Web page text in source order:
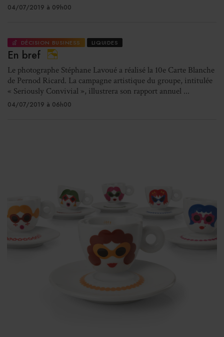
04/07/2019 à 09h00
DÉCISION BUSINESS LIQUIDES
En bref
Le photographe Stéphane Lavoué a réalisé la 10e Carte Blanche
de Pernod Ricard. La campagne artistique du groupe, intitulée
« Seriously Convivial », illustrera son rapport annuel ...
04/07/2019 à 06h00